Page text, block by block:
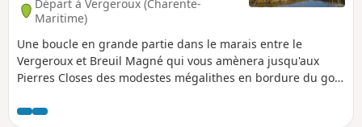
Départ à Vergeroux (Charente-
Maritime)
Une boucle en grande partie dans le marais entre le
Vergeroux et Breuil Magné qui vous amènera jusqu'aux
Pierres Closes des modestes mégalithes en bordure du golf